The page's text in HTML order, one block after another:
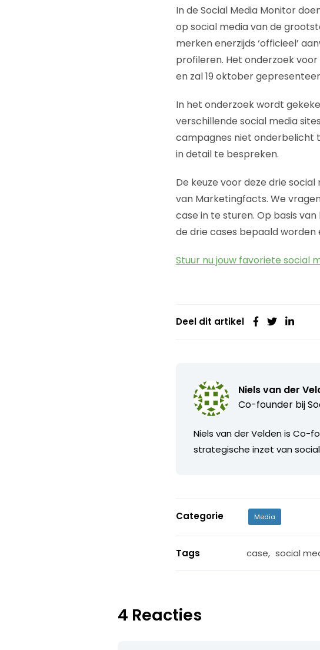
In de Social Media Monitor
op social media van de
merken enerzijds ‘officieel’
profileren. Het onderzoek
en zal 19 oktober
In het onderzoek wordt
verschillende social media
campagnes niet onderbelicht
in detail te bespreken.
De keuze voor deze drie
van Marketingfacts. We
case in te sturen. Op basis
de drie cases bepaald
Stuur nu jouw favoriete social
Deel dit artikel
Niels van der
Co-founder bij
Niels van der Velden is Co-
strategische inzet van
Categorie Media
Tags case, social
4 Reacties